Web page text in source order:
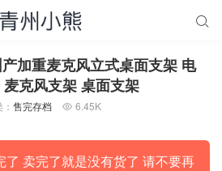

加重麦克风立式桌面支架 电
克风支架 桌面支架
售完存档  6.45K
卖完了就是没有货了 请不要再